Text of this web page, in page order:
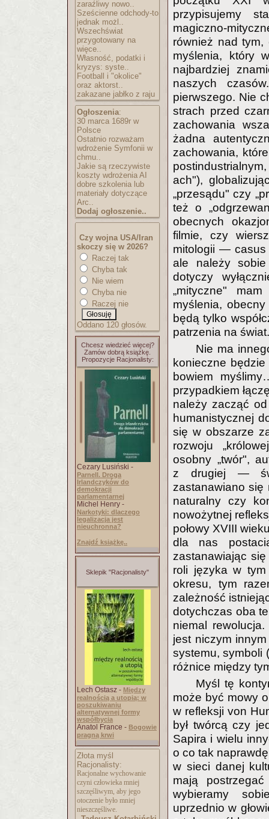
zaraźliwy nowo..
Sześcienne odchody-to
jednak możl..
Wszechświat
przygotowany na
więce..
Własność, podatki i
kryzys: syste..
Football i "okolice"
oraz aktorst..
zakazane jabłko z raju
Ogłoszenia:
30 marca 1689r w
Polsce
Ostatnio rozważam
wdrożenie Symfonii w
chmu..
Jakie są rzeczywiste
koszty wdrożenia AI
dobre szkolenia lub
materiały dotyczące
Arc..
Dodaj ogłoszenie..
Czy wojna USA/Iran
skoczy się w 2026?
Raczej tak
Chyba tak
Nie wiem
Chyba nie
Raczej nie
Oddano 120 głosów.
Chcesz wiedzieć więcej?
Zamów dobrą książkę.
Propozycje Racjonalisty:
Cezary Lusiński -
Parnell. Droga
Irlandczyków do
demokracji
parlamentarnej
Michel Henry -
Narkotyki: dlaczego
legalizacja jest
nieuchronna?
Znajdź książkę..
Sklepik "Racjonalisty"
Lech Ostasz - Między
realnością a utopią: w
poszukiwaniu
alternatywnej formy
współbycia
Anatol France - Bogowie
pragną krwi
Złota myśl
Racjonalisty:
Racjonalne wychowanie
czyni człowieka mniej
szczęśliwym, aby jego
otoczenie było mniej
nieszczęśliwe.
przypisujemy
magiczno-
również nad tym,
myślenia, który
najbardziej
naszych
pierwszego. Nie
strach przed
zachowania
żadna
zachowania,
ach"),
„przesądu" czy
też o
obecnych
filmie, czy
mitologii — casus
ale należy
dotyczy
„mityczne"
myślenia,
będą tylko
patrzenia na świat.
Nie ma
konieczne
bowiem
przypadkiem
należy zacząć
humanistycznej
się w obszarze
rozwoju
osobny „twór",
z drugiej —
zastanawiano się
naturalny czy
nowożytnej
połowy XVIII
dla nas
zastanawiając
roli języka w
okresu, tym
zależność
dotychczas oba
niemal
jest niczym
systemu, symboli
różnice między
Myśl tę
może być mowy
w refleksji von
był twórcą czy
Sapira i wielu
o co tak
w sieci danej
mają
wybieramy
uprzednio w